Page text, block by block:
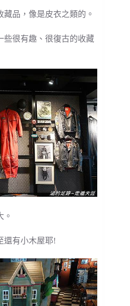
品，像是皮衣之類的。
些很有趣、很復古的收藏
。
還有小木屋耶!